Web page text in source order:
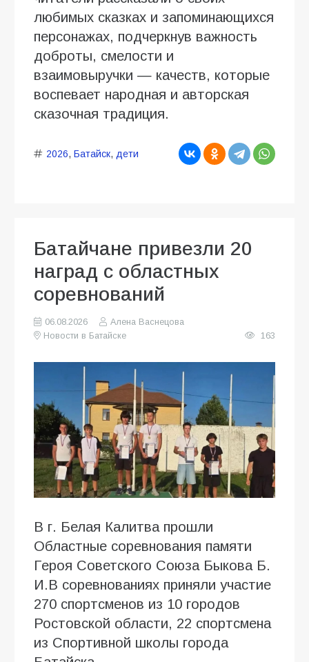
любимых сказках и запоминающихся
персонажах, подчеркнув важность
доброты, смелости и
взаимовыручки — качеств, которые
воспевает народная и авторская
сказочная традиция.
2026, Батайск, дети
Батайчане привезли 20
наград с областных
соревнований
06.08.2026
Алена Васнецова
Новости в Батайске
163
В г. Белая Калитва прошли
Областные соревнования памяти
Героя Советского Союза Быкова Б.
И.В соревнованиях приняли участие
270 спортсменов из 10 городов
Ростовской области, 22 спортсмена
из Спортивной школы города